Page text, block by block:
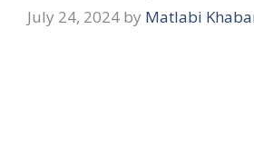
July 24, 2024 by Matlabi